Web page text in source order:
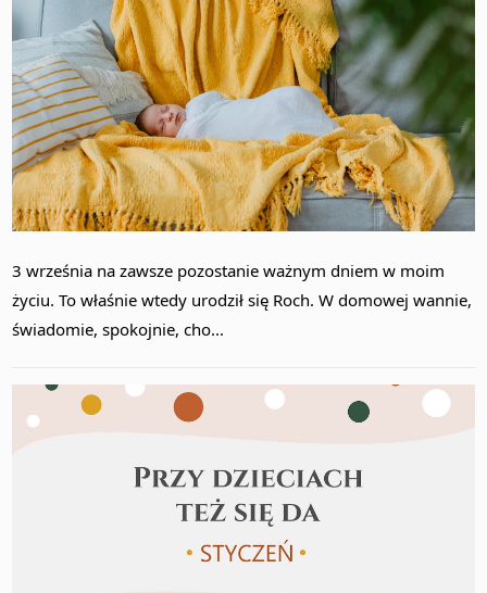
3 września na zawsze pozostanie ważnym dniem w moim
życiu. To właśnie wtedy urodził się Roch. W domowej wannie,
świadomie, spokojnie, cho...